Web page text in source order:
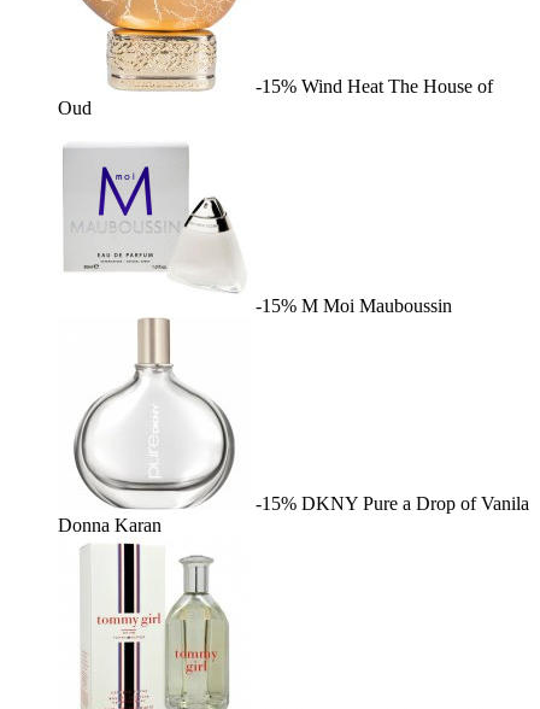
-15% Wind Heat The House of
Oud
-15% M Moi Mauboussin
-15% DKNY Pure a Drop of Vanila
Donna Karan